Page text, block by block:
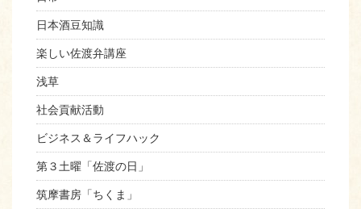
日本酒豆知識
楽しい佐渡弁講座
浅草
社会貢献活動
ビジネス＆ライフハック
第３土曜「佐渡の日」
筑摩書房「ちくま」